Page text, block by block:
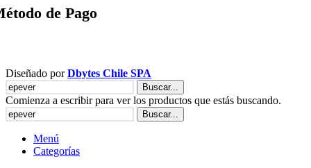
de Pago
Diseñado porDbytes Chile SPA
Buscar...
Comienza a escribir para ver los productos que estás buscando.
Buscar...
Menú
Categorías